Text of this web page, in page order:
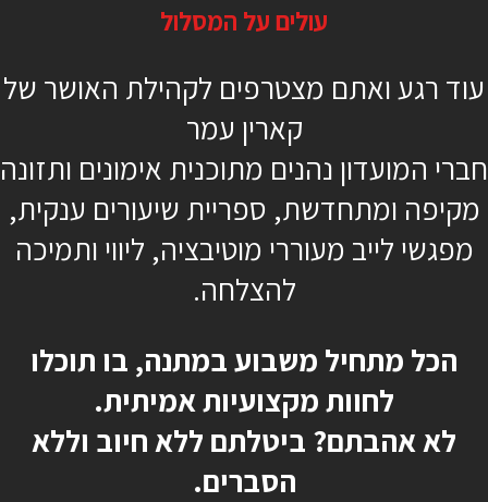
בינוני
כן, רוצה להתחיל כבר
עולים על המסלול
עוד רגע ואתם מצטרפים לקהילת האושר של
קארין עמר
חברי המועדון נהנים מתוכנית אימונים ותזונה
מקיפה ומתחדשת, ספריית שיעורים ענקית,
מפגשי לייב מעוררי מוטיבציה, ליווי ותמיכה
להצלחה.
הכל מתחיל משבוע במתנה, בו תוכלו
לחוות מקצועיות אמיתית.
לא אהבתם? ביטלתם ללא חיוב וללא
הסברים.